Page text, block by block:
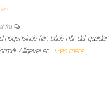
fra
nogensinde før, både når det gælder
Alligevel er… Læs mere